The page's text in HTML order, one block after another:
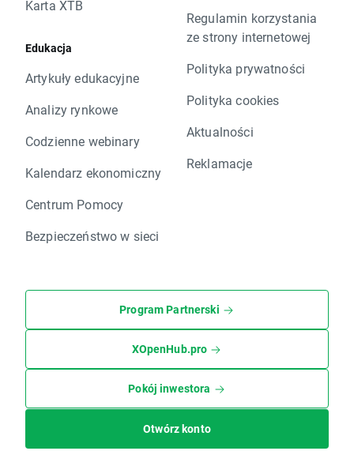
Karta XTB
Edukacja
Artykuły edukacyjne
Analizy rynkowe
Codzienne webinary
Kalendarz ekonomiczny
Centrum Pomocy
Bezpieczeństwo w sieci
Regulamin korzystania
ze strony internetowej
Polityka prywatności
Polityka cookies
Aktualności
Reklamacje
Program Partnerski
XOpenHub.pro
Pokój inwestora
Otwórz konto